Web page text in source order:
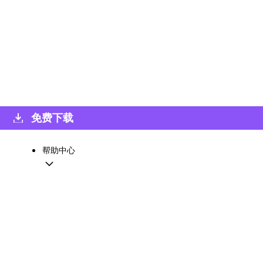
免费下载
帮助中心